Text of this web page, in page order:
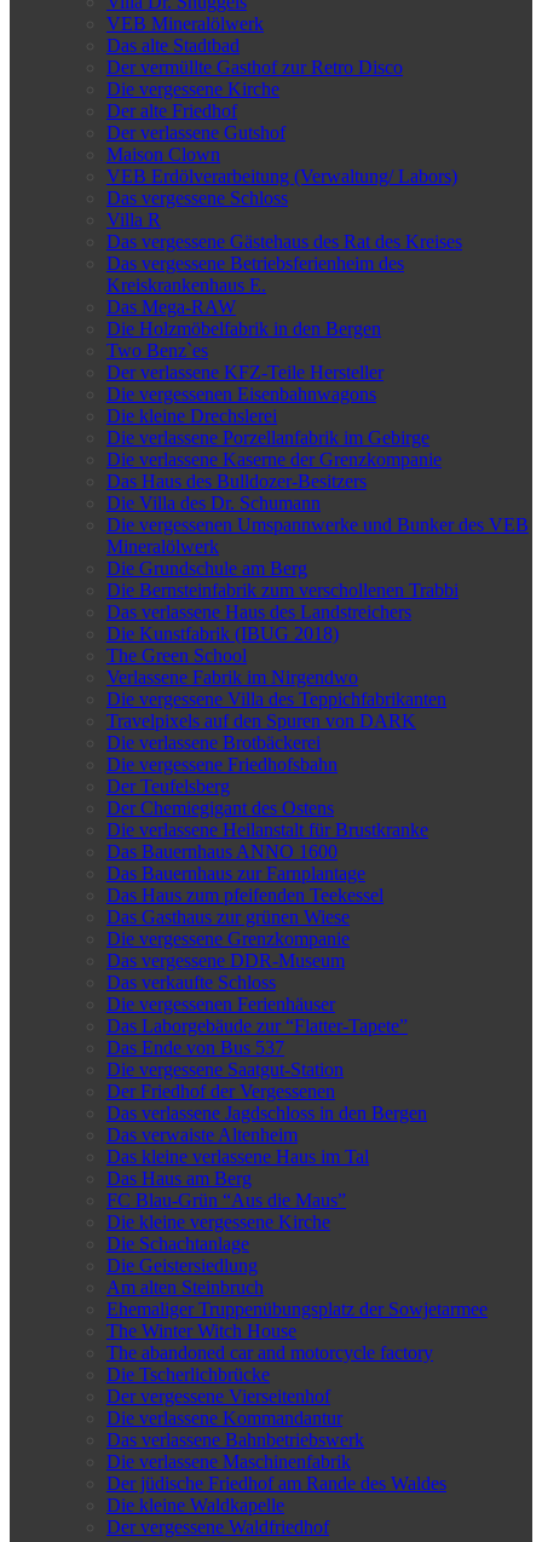
VEB Mineralölwerk
Das alte Stadtbad
Der vermüllte Gasthof zur Retro Disco
Die vergessene Kirche
Der alte Friedhof
Der verlassene Gutshof
Maison Clown
VEB Erdölverarbeitung (Verwaltung/ Labors)
Das vergessene Schloss
Villa R
Das vergessene Gästehaus des Rat des Kreises
Das vergessene Betriebsferienheim des
Kreiskrankenhaus E.
Das Mega-RAW
Die Holzmöbelfabrik in den Bergen
Two Benz`es
Der verlassene KFZ-Teile Hersteller
Die vergessenen Eisenbahnwagons
Die kleine Drechslerei
Die verlassene Porzellanfabrik im Gebirge
Die verlassene Kaserne der Grenzkompanie
Das Haus des Bulldozer-Besitzers
Die Villa des Dr. Schumann
Die vergessenen Umspannwerke und Bunker des VEB
Mineralölwerk
Die Grundschule am Berg
Die Bernsteinfabrik zum verschollenen Trabbi
Das verlassene Haus des Landstreichers
Die Kunstfabrik (IBUG 2018)
The Green School
Verlassene Fabrik im Nirgendwo
Die vergessene Villa des Teppichfabrikanten
Travelpixels auf den Spuren von DARK
Die verlassene Brotbäckerei
Die vergessene Friedhofsbahn
Der Teufelsberg
Der Chemiegigant des Ostens
Die verlassene Heilanstalt für Brustkranke
Das Bauernhaus ANNO 1600
Das Bauernhaus zur Farnplantage
Das Haus zum pfeifenden Teekessel
Das Gasthaus zur grünen Wiese
Die vergessene Grenzkompanie
Das vergessene DDR-Museum
Das verkaufte Schloss
Die vergessenen Ferienhäuser
Das Laborgebäude zur “Flatter-Tapete”
Das Ende von Bus 537
Die vergessene Saatgut-Station
Der Friedhof der Vergessenen
Das verlassene Jagdschloss in den Bergen
Das verwaiste Altenheim
Das kleine verlassene Haus im Tal
Das Haus am Berg
FC Blau-Grün “Aus die Maus”
Die kleine vergessene Kirche
Die Schachtanlage
Die Geistersiedlung
Am alten Steinbruch
Ehemaliger Truppenübungsplatz der Sowjetarmee
The Winter Witch House
The abandoned car and motorcycle factory
Die Tscherlichbrücke
Der vergessene Vierseitenhof
Die verlassene Kommandantur
Das verlassene Bahnbetriebswerk
Die verlassene Maschinenfabrik
Der jüdische Friedhof am Rande des Waldes
Die kleine Waldkapelle
Der vergessene Waldfriedhof